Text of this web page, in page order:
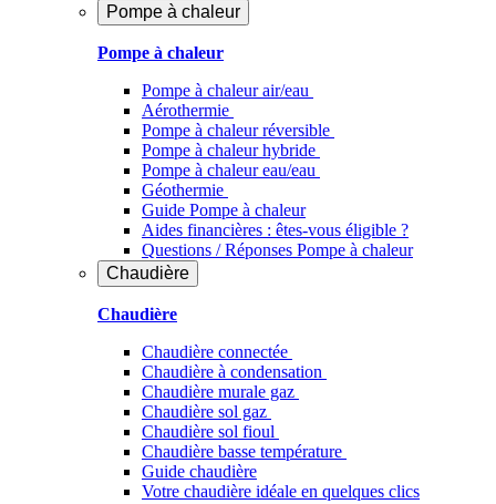
Pompe à chaleur
Pompe à chaleur
Pompe à chaleur air/eau
Aérothermie
Pompe à chaleur réversible
Pompe à chaleur hybride
Pompe à chaleur​ eau/eau
Géothermie
Guide Pompe à chaleur
Aides financières : êtes-vous éligible ?
Questions / Réponses Pompe à chaleur
Chaudière
Chaudière
Chaudière connectée
Chaudière à condensation
Chaudière murale gaz
Chaudière sol gaz
Chaudière sol fioul
Chaudière basse température
Guide chaudière
Votre chaudière idéale en quelques clics